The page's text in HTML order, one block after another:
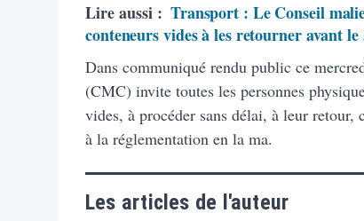
Lire aussi : Transport : Le Conseil
conteneurs vides à les retourner avant le
Dans communiqué rendu public ce
(CMC) invite toutes les personnes
vides, à procéder sans délai, à leur retour,
à la réglementation en la ma.
Les articles de l'auteur